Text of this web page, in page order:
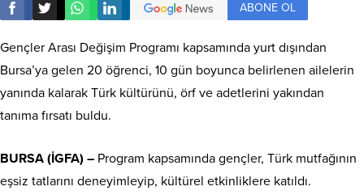
ABONE OL
Gençler Arası Değişim Programı kapsamında yurt dışından
Bursa’ya gelen 20 öğrenci, 10 gün boyunca belirlenen ailelerin
yanında kalarak Türk kültürünü, örf ve adetlerini yakından
tanıma fırsatı buldu.
BURSA (İGFA) – Program kapsamında gençler, Türk mutfağının
eşsiz tatlarını deneyimleyip, kültürel etkinliklere katıldı.